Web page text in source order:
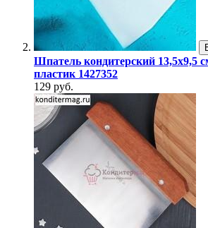
Шпатель кондитерский 13,5х9,5
пластик 1427352
129 руб.